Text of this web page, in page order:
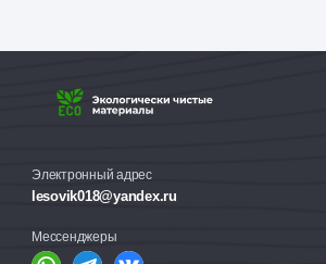
Электронный адрес
lesovik018@yandex.ru
Мессенджеры